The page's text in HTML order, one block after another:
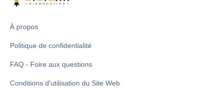
À propos
Politique de confidentialité
FAQ - Foire aux questions
Conditions d'utilisation du Site Web